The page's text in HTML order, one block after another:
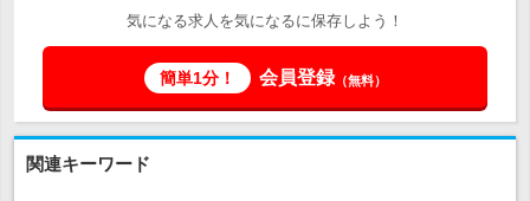
気になる求人を気になるに保存しよう！
簡単1分！ 会員登録（無料）
関連キーワード